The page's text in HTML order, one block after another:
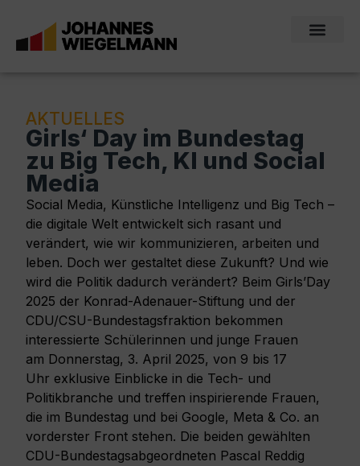
AKTUELLES
Girls‘ Day im Bundestag
zu Big Tech, KI und Social
Media
Social Media, Künstliche Intelligenz und Big Tech –
die digitale Welt entwickelt sich rasant und
verändert, wie wir kommunizieren, arbeiten und
leben. Doch wer gestaltet diese Zukunft? Und wie
wird die Politik dadurch verändert? Beim Girls’Day
2025 der Konrad-Adenauer-Stiftung und der
CDU/CSU-Bundestagsfraktion bekommen
interessierte Schülerinnen und junge Frauen
am Donnerstag, 3. April 2025, von 9 bis 17
Uhr exklusive Einblicke in die Tech- und
Politikbranche und treffen inspirierende Frauen,
die im Bundestag und bei Google, Meta & Co. an
vorderster Front stehen. Die beiden gewählten
CDU-Bundestagsabgeordneten Pascal Reddig